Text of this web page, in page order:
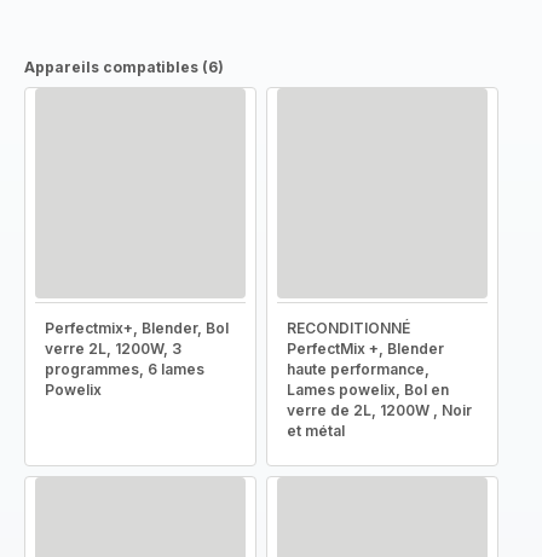
Appareils compatibles (6)
Perfectmix+, Blender, Bol
verre 2L, 1200W, 3
programmes, 6 lames
Powelix
RECONDITIONNÉ
PerfectMix +, Blender
haute performance,
Lames powelix, Bol en
verre de 2L, 1200W , Noir
et métal